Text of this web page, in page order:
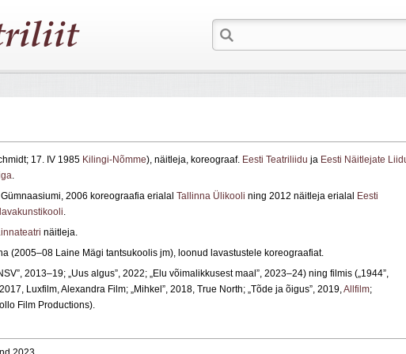
17. IV 1985 Kilingi-Nõmme), näitleja, koreograaf. Eesti Teatriliidu ja Eesti Näitlejate
.
2006 koreograafia erialal Tallinna Ülikooli ning 2012 näitleja erialal Eesti
.
näitleja.
(2005–08 Laine Mägi tantsukoolis jm), loonud lavastustele koreograafiat.
2013–19; „Uus algus”, 2022; „Elu võimalikkusest maal”, 2023–24) ning filmis („1944”,
Luxfilm, Alexandra Film; „Mihkel”, 2018, True North; „Tõde ja õigus”, 2019,Allfilm;
Film Productions).